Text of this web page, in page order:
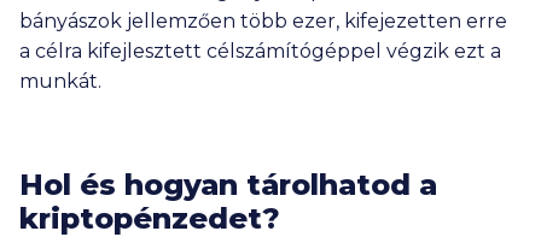
bányászok jellemzően több ezer, kifejezetten erre
a célra kifejlesztett célszámítógéppel végzik ezt a
munkát.
Hol és hogyan tárolhatod a
kriptopénzedet?